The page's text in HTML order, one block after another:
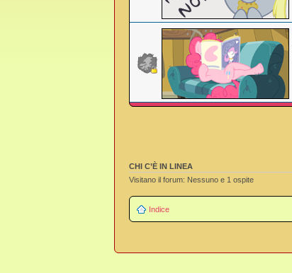
CHI C’È IN LINEA
Visitano il forum: Nessuno e 1 ospite
Indice